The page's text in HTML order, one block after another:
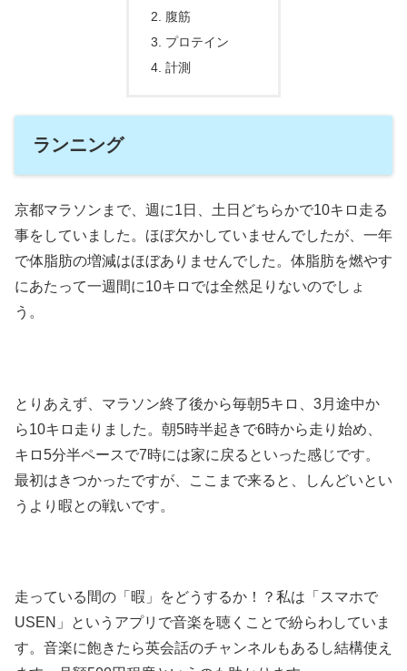
腹筋
プロテイン
計測
ランニング
京都マラソンまで、週に1日、土日どちらかで10キロ走る
事をしていました。ほぼ欠かしていませんでしたが、一年
で体脂肪の増減はほぼありませんでした。体脂肪を燃やす
にあたって一週間に10キロでは全然足りないのでしょ
う。
とりあえず、マラソン終了後から毎朝5キロ、3月途中か
ら10キロ走りました。朝5時半起きで6時から走り始め、
キロ5分半ペースで7時には家に戻るといった感じです。
最初はきつかったですが、ここまで来ると、しんどいとい
うより暇との戦いです。
走っている間の「暇」をどうするか！？私は「スマホで
USEN」というアプリで音楽を聴くことで紛らわしていま
す。音楽に飽きたら英会話のチャンネルもあるし結構使え